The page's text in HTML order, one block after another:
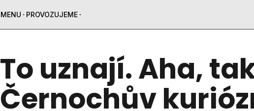
MENU PROVOZUJEME
To uznají. Aha,
Černochův